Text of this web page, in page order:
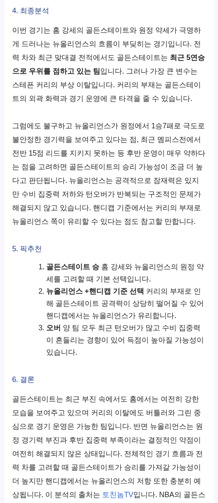
4. 최종분석
이번 경기는 홈 강세의 골든스테이트와 원정 약세가 극명하
게 드러나는 뉴올리언스의 흐름이 부딪히는 경기입니다. 전
력 차와 최근 맞대결 전적에서도 골든스테이트는 최근 5연승
으로 우위를 점하고 있는 팀입니다. 그러나 가장 큰 변수는
스테픈 커리의 부상 이탈입니다. 커리의 부재는 골든스테이
트의 외곽 화력과 경기 운영에 큰 타격을 줄 수 있습니다.
그럼에도 불구하고 뉴올리언스가 원정에서 1승7패로 극도로
불안정한 경기력을 보여주고 있다는 점, 최근 멤피스전에서
전반 15점 리드를 지키지 못하는 등 후반 운영이 매우 약하다
는 점을 고려하면 골든스테이트의 승리 가능성이 조금 더 높
다고 판단됩니다. 뉴올리언스는 공격적으로 잠재력은 있지
만 수비 집중력 저하와 턴오버가 반복되는 구조적인 문제가
해결되지 않고 있습니다. 핸디캡 기준에서는 커리의 부재로
뉴올리언스 쪽이 유리할 수 있다는 점도 참고할 만합니다.
5. 픽추천
골든스테이트 승홈 강세와 뉴올리언스의 원정 약
세를 고려할 때 기본 선택입니다.
뉴올리언스 +핸디캡 기준 선택 커리의 부재로 인
해 골든스테이트 공격력이 상당히 떨어질 수 있어
핸디캡에서는 뉴올리언스가 유리합니다.
오버 양 팀 모두 최근 턴오버가 많고 수비 집중력
이 흔들리는 경향이 있어 득점이 높아질 가능성이
있습니다.
6. 결론
골든스테이트는 최근 부진 속에서도 홈에서는 여전히 강한
모습을 보여주고 있으며 커리의 이탈에도 버틀러와 그린 중
심으로 경기 운영은 가능한 팀입니다. 반면 뉴올리언스는 원
정 경기력 부진과 후반 집중력 부족이라는 결정적인 약점이
여전히 해결되지 않은 상태입니다. 전체적인 경기 흐름과 전
력 차를 고려할 때 골든스테이트가 승리를 가져갈 가능성이
더 높지만 핸디캡에서는 뉴올리언스의 저항 또한 충분히 예
상됩니다. 이 분석의 출처는 토친놈TV입니다. NBA의 골든스